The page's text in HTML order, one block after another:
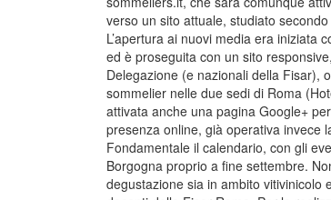
verso un sito attuale, studiato
L’apertura ai nuovi media era iniziata
ed è proseguita con un sito
Delegazione (e nazionali della Fisar),
sommelier nelle due sedi di Roma
attivata anche una pagina Google+
presenza online, già operativa invece
Fondamentale il calendario, con gli
Borgogna proprio a fine settembre.
degustazione sia in ambito vitivinicolo